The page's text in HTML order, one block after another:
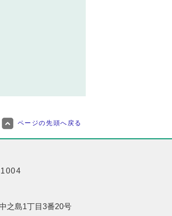
ページの先頭へ戻る
之島1丁目3番20号